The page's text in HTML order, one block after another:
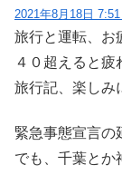
2021年8月18日 7:51
旅行と運転、お
４０超えると疲
旅行記、楽しみ
緊急事態宣言の
でも、千葉とか